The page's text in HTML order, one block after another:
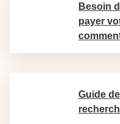
Besoin
payer
Guide